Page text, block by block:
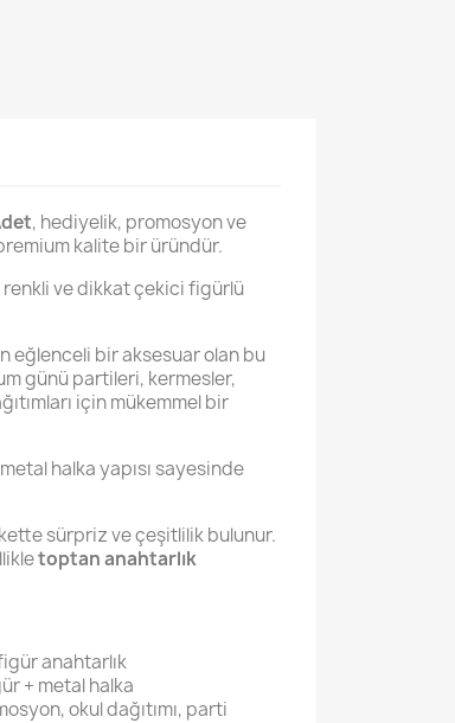
, hediyelik, promosyon ve
kalite bir üründür.
ve dikkat çekici figürlü
eğlenceli bir aksesuar olan bu
günü partileri, kermesler,
için mükemmel bir
halka yapısı sayesinde
sürpriz ve çeşitlilik bulunur.
toptan anahtarlık
anahtarlık
+ metal halka
okul dağıtımı, parti